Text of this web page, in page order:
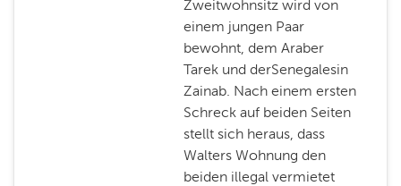
Zweitwohnsitz wird von
einem jungen Paar
bewohnt, dem Araber
Tarek und derSenegalesin
Zainab. Nach einem ersten
Schreck auf beiden Seiten
stellt sich heraus, dass
Walters Wohnung den
beiden illegal vermietet